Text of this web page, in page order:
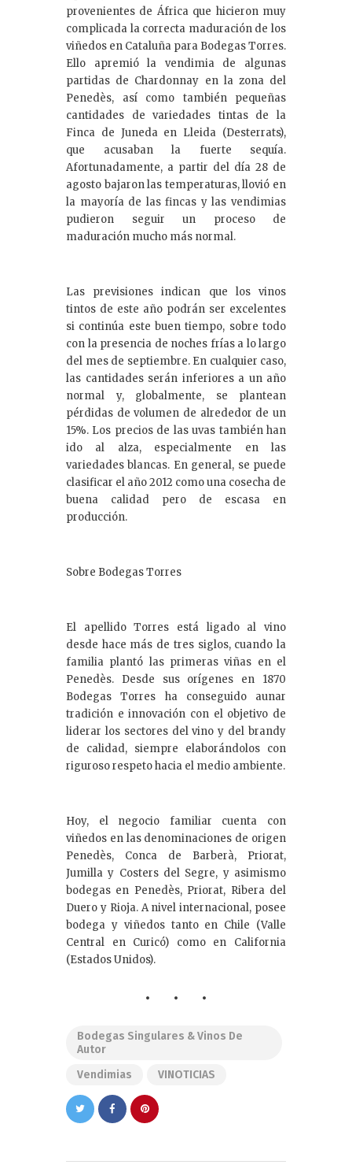
provenientes de África que hicieron muy
complicada la correcta maduración de los
viñedos en Cataluña para Bodegas Torres.
Ello apremió la vendimia de algunas
partidas de Chardonnay en la zona del
Penedès, así como también pequeñas
cantidades de variedades tintas de la
Finca de Juneda en Lleida (Desterrats),
que acusaban la fuerte sequía.
Afortunadamente, a partir del día 28 de
agosto bajaron las temperaturas, llovió en
la mayoría de las fincas y las vendimias
pudieron seguir un proceso de
maduración mucho más normal.
Las previsiones indican que los vinos
tintos de este año podrán ser excelentes
si continúa este buen tiempo, sobre todo
con la presencia de noches frías a lo largo
del mes de septiembre. En cualquier caso,
las cantidades serán inferiores a un año
normal y, globalmente, se plantean
pérdidas de volumen de alrededor de un
15%. Los precios de las uvas también han
ido al alza, especialmente en las
variedades blancas. En general, se puede
clasificar el año 2012 como una cosecha de
buena calidad pero de escasa en
producción.
Sobre Bodegas Torres
El apellido Torres está ligado al vino
desde hace más de tres siglos, cuando la
familia plantó las primeras viñas en el
Penedès. Desde sus orígenes en 1870
Bodegas Torres ha conseguido aunar
tradición e innovación con el objetivo de
liderar los sectores del vino y del brandy
de calidad, siempre elaborándolos con
riguroso respeto hacia el medio ambiente.
Hoy, el negocio familiar cuenta con
viñedos en las denominaciones de origen
Penedès, Conca de Barberà, Priorat,
Jumilla y Costers del Segre, y asimismo
bodegas en Penedès, Priorat, Ribera del
Duero y Rioja. A nivel internacional, posee
bodega y viñedos tanto en Chile (Valle
Central en Curicó) como en California
(Estados Unidos).
Bodegas Singulares & Vinos De
Autor
Vendimias
VINOTICIAS